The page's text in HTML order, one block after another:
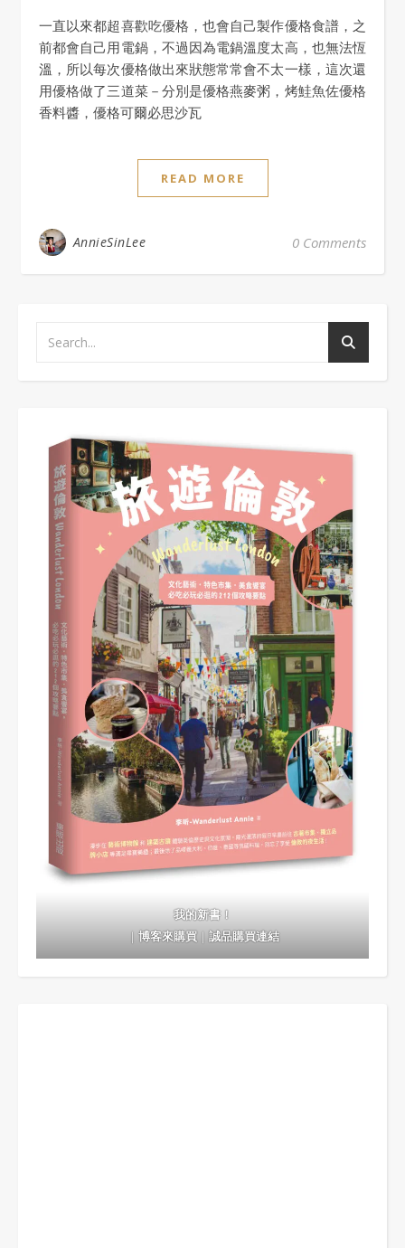
一直以來都超喜歡吃優格，也會自己製作優格食譜，之
前都會自己用電鍋，不過因為電鍋溫度太高，也無法恆
溫，所以每次優格做出來狀態常常會不太一樣，這次還
用優格做了三道菜－分別是優格燕麥粥，烤鮭魚佐優格
香料醬，優格可爾必思沙瓦
READ MORE
AnnieSinLee 0 Comments
我的新書！
｜博客來購買｜誠品購買連結